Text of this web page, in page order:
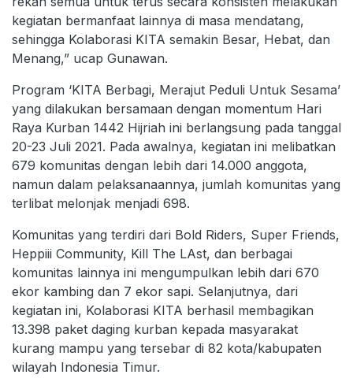
kegiatan bermanfaat lainnya di masa mendatang,
sehingga Kolaborasi KITA semakin Besar, Hebat, dan
Menang,” ucap Gunawan.
Program ‘KITA Berbagi, Merajut Peduli Untuk Sesama’
yang dilakukan bersamaan dengan momentum Hari
Raya Kurban 1442 Hijriah ini berlangsung pada tanggal
20-23 Juli 2021. Pada awalnya, kegiatan ini melibatkan
679 komunitas dengan lebih dari 14.000 anggota,
namun dalam pelaksanaannya, jumlah komunitas yang
terlibat melonjak menjadi 698.
Komunitas yang terdiri dari Bold Riders, Super Friends,
Heppiii Community, Kill The LAst, dan berbagai
komunitas lainnya ini mengumpulkan lebih dari 670
ekor kambing dan 7 ekor sapi. Selanjutnya, dari
kegiatan ini, Kolaborasi KITA berhasil membagikan
13.398 paket daging kurban kepada masyarakat
kurang mampu yang tersebar di 82 kota/kabupaten
wilayah Indonesia Timur.